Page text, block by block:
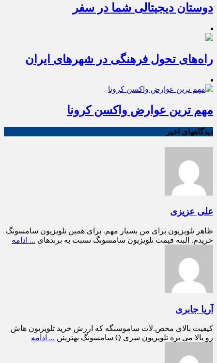
دوستان دیجیتالی شما در سفر
راه‌های تحول فرهنگی در شهرهای ایران
مهم ترین عوارض واکسن کرونا
دیدگاههای اخیر
علی عزیزی
ظاهر تلویزیون برای من بسیار مهم. برای همین تلویزیون سامسونگ
خریدم. البته قیمت تلویزیون سامسونگ نسبت به برندهای ... ادامه
آریا جابری
کیفیت بالای محص.لات ساموسنگه که ارزش خرید تلویزیون هاش
رو بالا می بره تلویزیون سری Q سامسونگ بهترینن
... ادامه